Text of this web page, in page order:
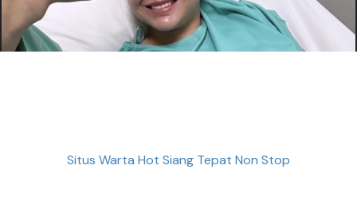
Situs Warta Hot Siang Tepat Non Stop